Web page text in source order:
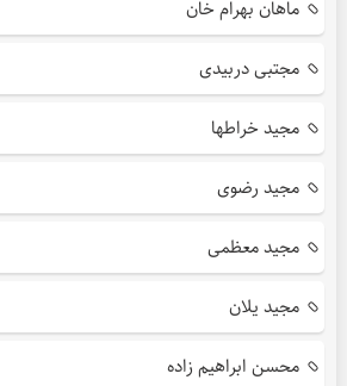
ماهان بهرام خان
مجتبی دربیدی
مجید خراطها
مجید رضوی
مجید معظمی
مجید یلان
محسن ابراهیم زاده